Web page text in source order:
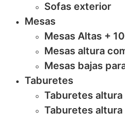
Sofas exterior
Mesas
Mesas Altas +
Mesas altura
Mesas bajas
Taburetes
Taburetes
Taburetes